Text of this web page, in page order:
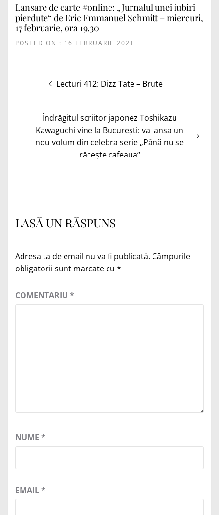
Lansare de carte #online: „Jurnalul unei iubiri
pierdute“ de Eric Emmanuel Schmitt – miercuri,
17 februarie, ora 19.30
POSTED ON : 16 FEBRUARIE 2021
Navigare
articole
Articolul
Lecturi 412: Dizz Tate – Brute
Articolul
următor:
Îndrăgitul scriitor japonez Toshikazu
Kawaguchi vine la București: va lansa un
nou volum din celebra serie „Până nu se
răcește cafeaua“
LASĂ UN RĂSPUNS
Adresa ta de email nu va fi publicată. Câmpurile
obligatorii sunt marcate cu *
COMENTARIU *
NUME *
EMAIL*